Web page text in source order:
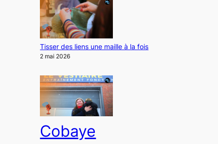
Tisser des liens une maille à la fois
2 mai 2026
Cobaye